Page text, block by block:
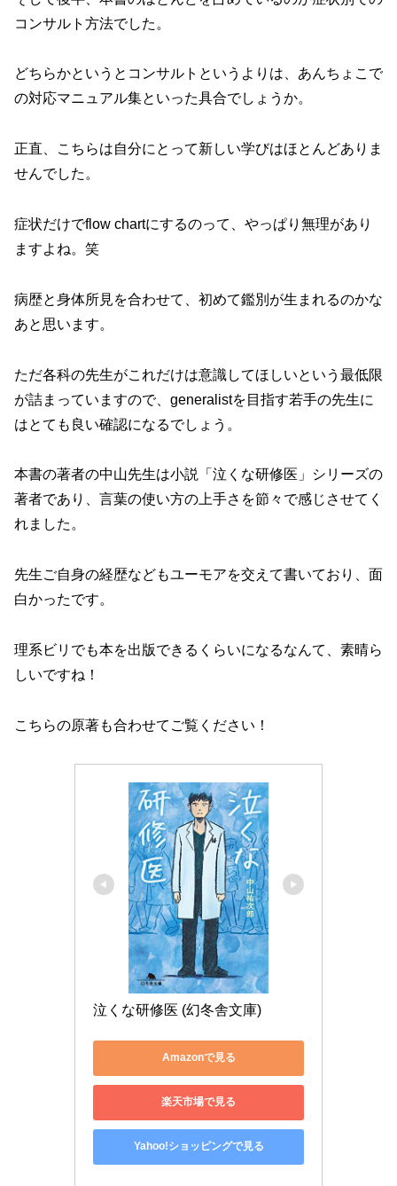
コンサルト方法でした。
どちらかというとコンサルトというよりは、あんちょこで
の対応マニュアル集といった具合でしょうか。
正直、こちらは自分にとって新しい学びはほとんどありま
せんでした。
症状だけでflow chartにするのって、やっぱり無理があり
ますよね。笑
病歴と身体所見を合わせて、初めて鑑別が生まれるのかな
あと思います。
ただ各科の先生がこれだけは意識してほしいという最低限
が詰まっていますので、generalistを目指す若手の先生に
はとても良い確認になるでしょう。
本書の著者の中山先生は小説「泣くな研修医」シリーズの
著者であり、言葉の使い方の上手さを節々で感じさせてく
れました。
先生ご自身の経歴などもユーモアを交えて書いており、面
白かったです。
理系ビリでも本を出版できるくらいになるなんて、素晴ら
しいですね！
こちらの原著も合わせてご覧ください！
泣くな研修医 (幻冬舎文庫)
Amazonで見る
楽天市場で見る
Yahoo!ショッピングで見る